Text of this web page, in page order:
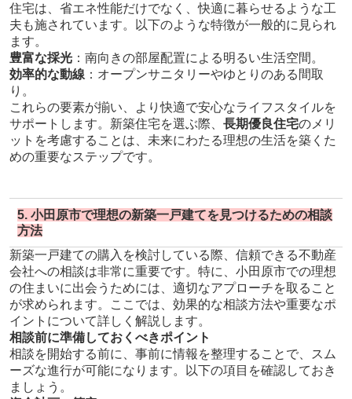
住宅は、省エネ性能だけでなく、快適に暮らせるような工
夫も施されています。以下のような特徴が一般的に見られ
ます。
豊富な採光：南向きの部屋配置による明るい生活空間。
効率的な動線：オープンサニタリーやゆとりのある間取
り。
これらの要素が揃い、より快適で安心なライフスタイルを
サポートします。新築住宅を選ぶ際、 長期優良住宅のメリ
ットを考慮することは、未来にわたる理想の生活を築くた
めの重要なステップです。
5. 小田原市で理想の新築一戸建てを見つけるための相談
方法
新築一戸建ての購入を検討している際、信頼できる不動産
会社への相談は非常に重要です。特に、小田原市での理想
の住まいに出会うためには、適切なアプローチを取ること
が求められます。ここでは、効果的な相談方法や重要なポ
イントについて詳しく解説します。
相談前に準備しておくべきポイント
相談を開始する前に、事前に情報を整理することで、スム
ーズな進行が可能になります。以下の項目を確認しておき
ましょう。